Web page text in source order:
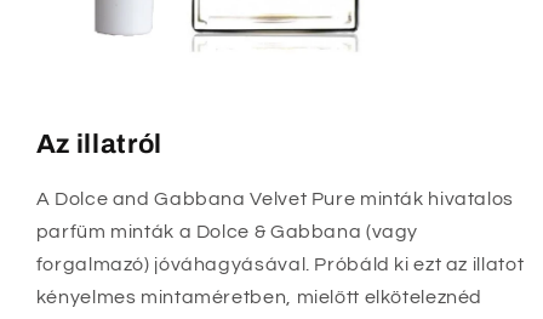
Az illatról
A Dolce and Gabbana Velvet Pure minták hivatalos
parfüm minták a Dolce & Gabbana (vagy
forgalmazó) jóváhagyásával. Próbáld ki ezt az illatot
kényelmes mintaméretben, mielőtt elköteleznéd